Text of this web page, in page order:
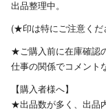
出品整理中。
(★印は特にご注意くだ
★ご購入前に在庫確認
仕事の関係でコメント
【購入者様へ】
★出品数が多く、出品